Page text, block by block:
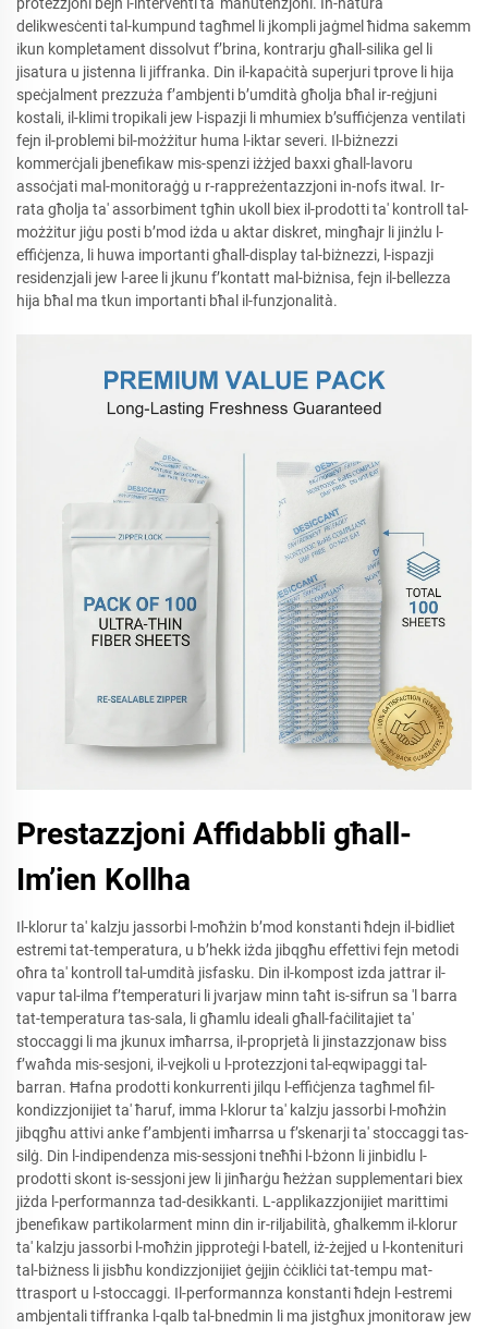
delikwesċenti tal-kumpund tagħmel li jkompli jaġmel ħidma sakemm
ikun kompletament dissolvut f’brina, kontrarju għall-silika gel li
jisatura u jistenna li jiffranka. Din il-kapaċità superjuri tprove li hija
speċjalment prezzuża f’ambjenti b’umdità għolja bħal ir-reġjuni
kostali, il-klimi tropikali jew l-ispazji li mhumiex b’suffiċjenza ventilati
fejn il-problemi bil-możżitur huma l-iktar severi. Il-biżnezzi
kommerċjali jbenefikaw mis-spenzi iżżjed baxxi għall-lavoru
assoċjati mal-monitoraġġ u r-rappreżentazzjoni in-nofs itwal. Ir-
rata għolja ta' assorbiment tgħin ukoll biex il-prodotti ta' kontroll tal-
możżitur jiġu posti b’mod iżda u aktar diskret, mingħajr li jinżlu l-
effiċjenza, li huwa importanti għall-display tal-biżnezzi, l-ispazji
residenzjali jew l-aree li jkunu f’kontatt mal-biżnisa, fejn il-bellezza
hija bħal ma tkun importanti bħal il-funzjonalità.
Prestazzjoni Affidabbli għall-
Im’ien Kollha
Il-klorur ta' kalzju jassorbi l-moħżin b’mod konstanti ħdejn il-bidliet
estremi tat-temperatura, u b’hekk iżda jibqgħu effettivi fejn metodi
oħra ta' kontroll tal-umdità jisfasku. Din il-kompost izda jattrar il-
vapur tal-ilma f’temperaturi li jvarjaw minn taħt is-sifrun sa 'l barra
tat-temperatura tas-sala, li għamlu ideali għall-faċilitajiet ta'
stoccaggi li ma jkunux imħarrsa, il-proprjetà li jinstazzjonaw biss
f’waħda mis-sesjoni, il-vejkoli u l-protezzjoni tal-eqwipaggi tal-
barran. Ħafna prodotti konkurrenti jilqu l-effiċjenza tagħmel fil-
kondizzjonijiet ta' ħaruf, imma l-klorur ta' kalzju jassorbi l-moħżin
jibqgħu attivi anke f’ambjenti imħarrsa u f’skenarji ta' stoccaggi tas-
silġ. Din l-indipendenza mis-sessjoni tneħħi l-bżonn li jinbidlu l-
prodotti skont is-sessjoni jew li jinħarġu ħeżżan supplementari biex
jiżda l-performannza tad-desikkanti. L-applikazzjonijiet marittimi
jbenefikaw partikolarment minn din ir-riljabilità, għalkemm il-klorur
ta' kalzju jassorbi l-moħżin jipproteġi l-batell, iż-żejjed u l-kontenituri
tal-biżness li jisbħu kondizzjonijiet ġejjin ċċikliċi tat-tempu mat-
ttrasport u l-stoccaggi. Il-performannza konstanti ħdejn l-estremi
ambjentali tiffranka l-qalb tal-bnedmin li ma jistgħux jmonitoraw jew